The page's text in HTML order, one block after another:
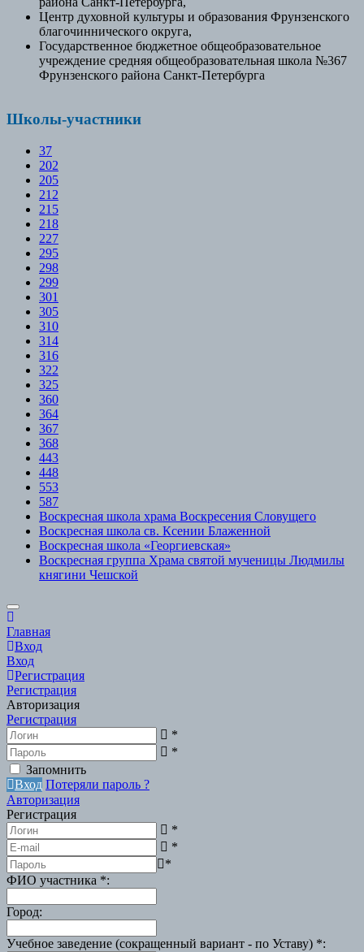
Центр духовной культуры и образования Фрунзенского
благочиннического округа,
Государственное бюджетное общеобразовательное
учреждение средняя общеобразовательная школа №367
Фрунзенского района Санкт-Петербурга
Школы-участники
37
202
205
212
215
218
227
295
298
299
301
305
310
314
316
322
325
360
364
367
368
443
448
553
587
Воскресная школа храма Воскресения Словущего
Воскресная школа св. Ксении Блаженной
Воскресная школа «Георгиевская»
Воскресная группа Храма святой мученицы Людмилы
княгини Чешской
Scroll
to
Top
Главная
Вход
Вход
Регистрация
Регистрация
Авторизация
Регистрация
*
*
Запомнить
Вход Потеряли пароль ?
Авторизация
Регистрация
*
*
*
ФИО участника *:
Город:
Учебное заведение (сокращенный вариант - по Уставу) *: